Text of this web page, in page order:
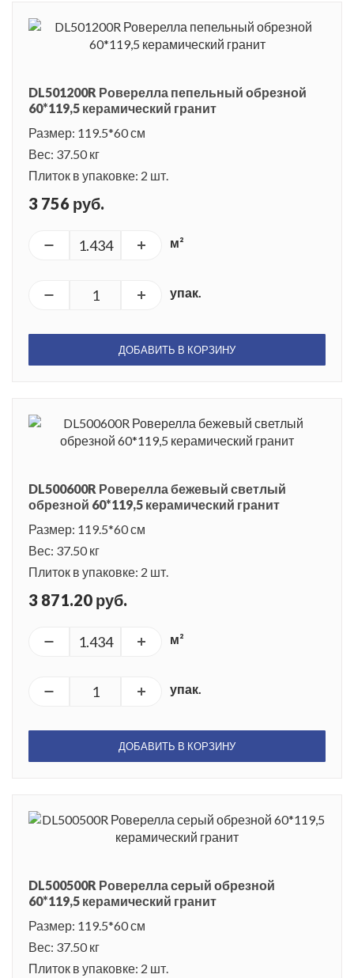
DL501200R Роверелла пепельный обрезной
60*119,5 керамический гранит
Размер: 119.5*60 см
Вес: 37.50 кг
Плиток в упаковке: 2 шт.
3 756 руб.
м²
упак.
ДОБАВИТЬ В КОРЗИНУ
DL500600R Роверелла бежевый светлый
обрезной 60*119,5 керамический гранит
Размер: 119.5*60 см
Вес: 37.50 кг
Плиток в упаковке: 2 шт.
3 871.20 руб.
м²
упак.
ДОБАВИТЬ В КОРЗИНУ
DL500500R Роверелла серый обрезной
60*119,5 керамический гранит
Размер: 119.5*60 см
Вес: 37.50 кг
Плиток в упаковке: 2 шт.